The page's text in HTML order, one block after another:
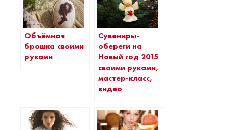
Объёмная
брошка своими
руками
Сувениры-
обереги на
Новый год 2015
своими руками,
мастер-класс,
видео